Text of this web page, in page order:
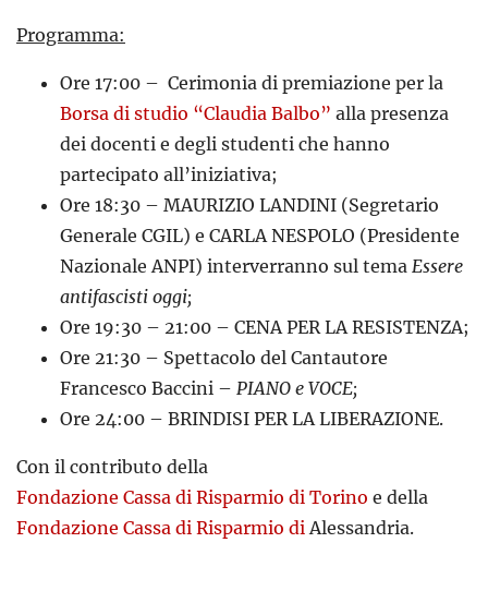
Programma:
Ore 17:00 – Cerimonia di premiazione per la
Borsa di studio “Claudia Balbo” alla presenza
dei docenti e degli studenti che hanno
partecipato all’iniziativa;
Ore 18:30 – MAURIZIO LANDINI (Segretario
Generale CGIL) e CARLA NESPOLO (Presidente
Nazionale ANPI) interverranno sul tema Essere
antifascisti oggi;
Ore 19:30 – 21:00 – CENA PER LA RESISTENZA;
Ore 21:30 – Spettacolo del Cantautore
Francesco Baccini – PIANO e VOCE;
Ore 24:00 – BRINDISI PER LA LIBERAZIONE.
Con il contributo della
Fondazione Cassa di Risparmio di Torino e della
Fondazione Cassa di Risparmio diAlessandria.